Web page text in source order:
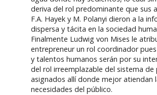
deriva del rol predominante que sus
F.A. Hayek y M. Polanyi dieron a la
dispersa y tácita en la sociedad
Finalmente Ludwig von Mises le
entrepreneur un rol coordinador
y talentos humanos serán por su
del rol irreemplazable del sistema de
asignados allí donde mejor atiendan
necesidades del público.